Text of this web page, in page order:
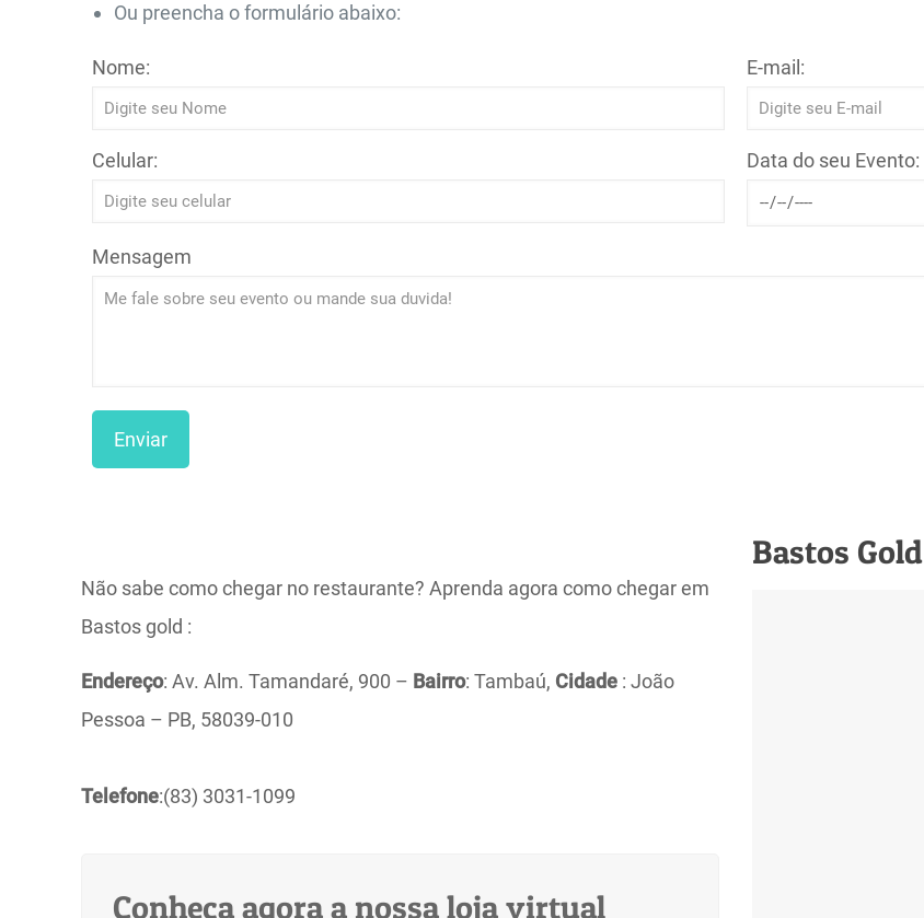
Ou preencha o formulário abaixo:
Nome: E-mail:
Celular: Data do seu Evento:
Mensagem
Não sabe como chegar no restaurante? Aprenda agora como chegar em
Bastos gold :
Endereço:Av. Alm. Tamandaré, 900 – Bairro: Tambaú, Cidade : João
Pessoa – PB, 58039-010
Telefone:(83) 3031-1099
Conheça agora a nossa loja virtual
Bastos Gold